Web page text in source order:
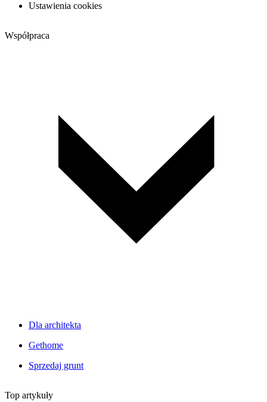
Ustawienia cookies
Współpraca
Dla architekta
Gethome
Sprzedaj grunt
Top artykuły